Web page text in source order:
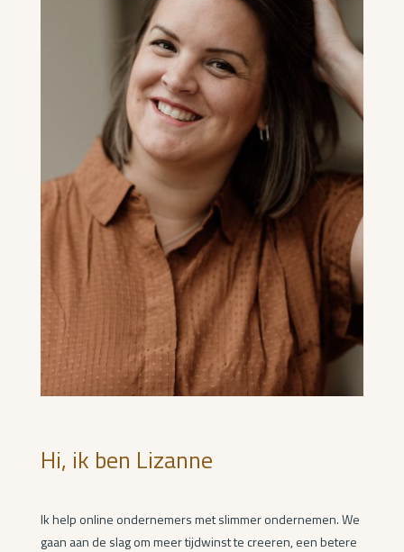
Hi, ik ben Lizanne
Ik help online ondernemers met slimmer ondernemen. We
gaan aan de slag om meer tijdwinst te creeren, een betere